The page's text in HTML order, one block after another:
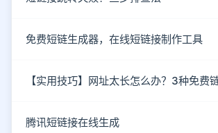
免费短链生成器，在线短链接制作工具
【实用技巧】网址太长怎么办？3种免费
腾讯短链接在线生成